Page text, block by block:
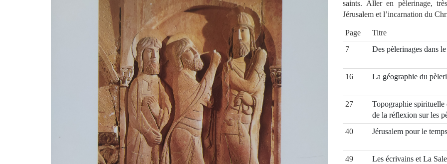
saints. Aller en pèlerinage,
Jérusalem et l’incarnation du
Page Titre
7
Des pèlerinages dans
16
La géographie du
27
Topographie spirituelle
de la réflexion sur les
40
Jérusalem pour le
49
Les écrivains et La